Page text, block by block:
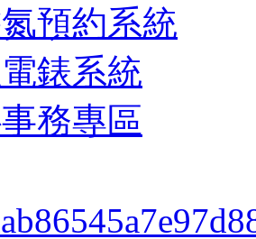
預約系統
錶系統
務專區